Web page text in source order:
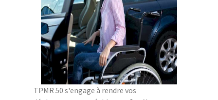
TPMR 50 s'engage à rendre vos